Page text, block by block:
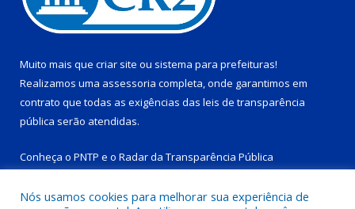
Muito mais que criar site ou sistema para prefeituras!
Realizamos uma assessoria completa, onde garantimos em
contrato que todas as exigências das leis de transparência
pública serão atendidas.
Conheça o PNTP e o Radar da Transparência Pública
Nós usamos cookies para melhorar sua experiência de